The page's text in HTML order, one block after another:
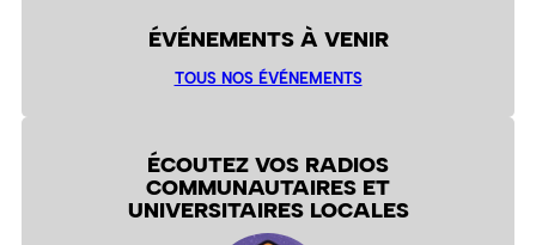
ÉVÉNEMENTS À VENIR
TOUS NOS ÉVÉNEMENTS
ÉCOUTEZ VOS RADIOS
COMMUNAUTAIRES ET
UNIVERSITAIRES LOCALES